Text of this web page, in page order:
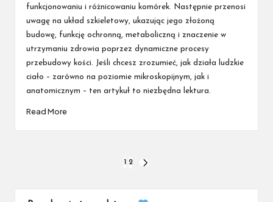
funkcjonowaniu i różnicowaniu komórek. Następnie przenosi
uwagę na układ szkieletowy, ukazując jego złożoną
budowę, funkcję ochronną, metaboliczną i znaczenie w
utrzymaniu zdrowia poprzez dynamiczne procesy
przebudowy kości. Jeśli chcesz zrozumieć, jak działa ludzkie
ciało – zarówno na poziomie mikroskopijnym, jak i
anatomicznym – ten artykuł to niezbędna lektura.
Read More
2